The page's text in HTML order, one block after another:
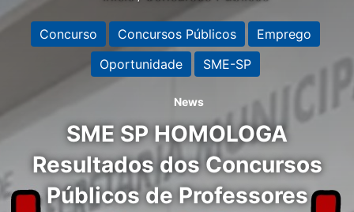
Concurso Concursos Públicos
Emprego
Oportunidade
SME-SP
News
SME SP HOMOLOGA
Resultados dos Concursos
Públicos de Professores